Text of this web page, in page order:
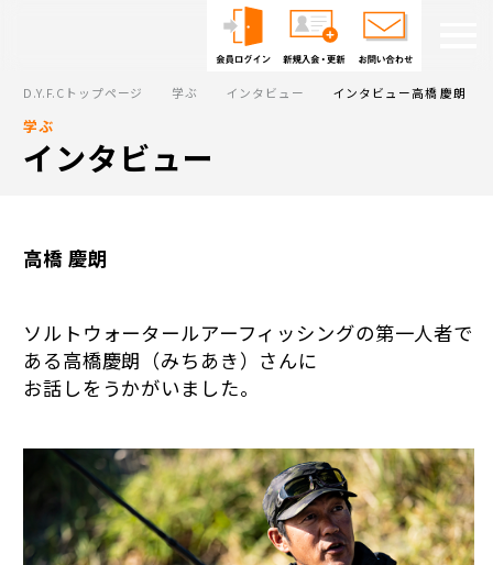
D.Y.F.Cトップページ 学ぶ インタビュー インタビュー高橋 慶朗
学ぶ
インタビュー
高橋 慶朗
ソルトウォータールアーフィッシングの第一人者で
ある高橋慶朗（みちあき）さんに
お話しをうかがいました。